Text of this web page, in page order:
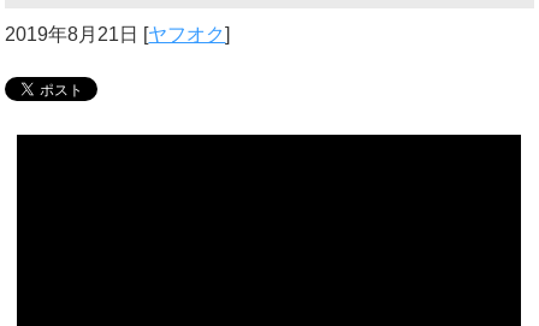
2019年8月21日 [ヤフオク]